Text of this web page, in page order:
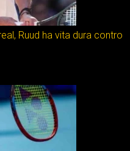
Ruud ha vita dura contro